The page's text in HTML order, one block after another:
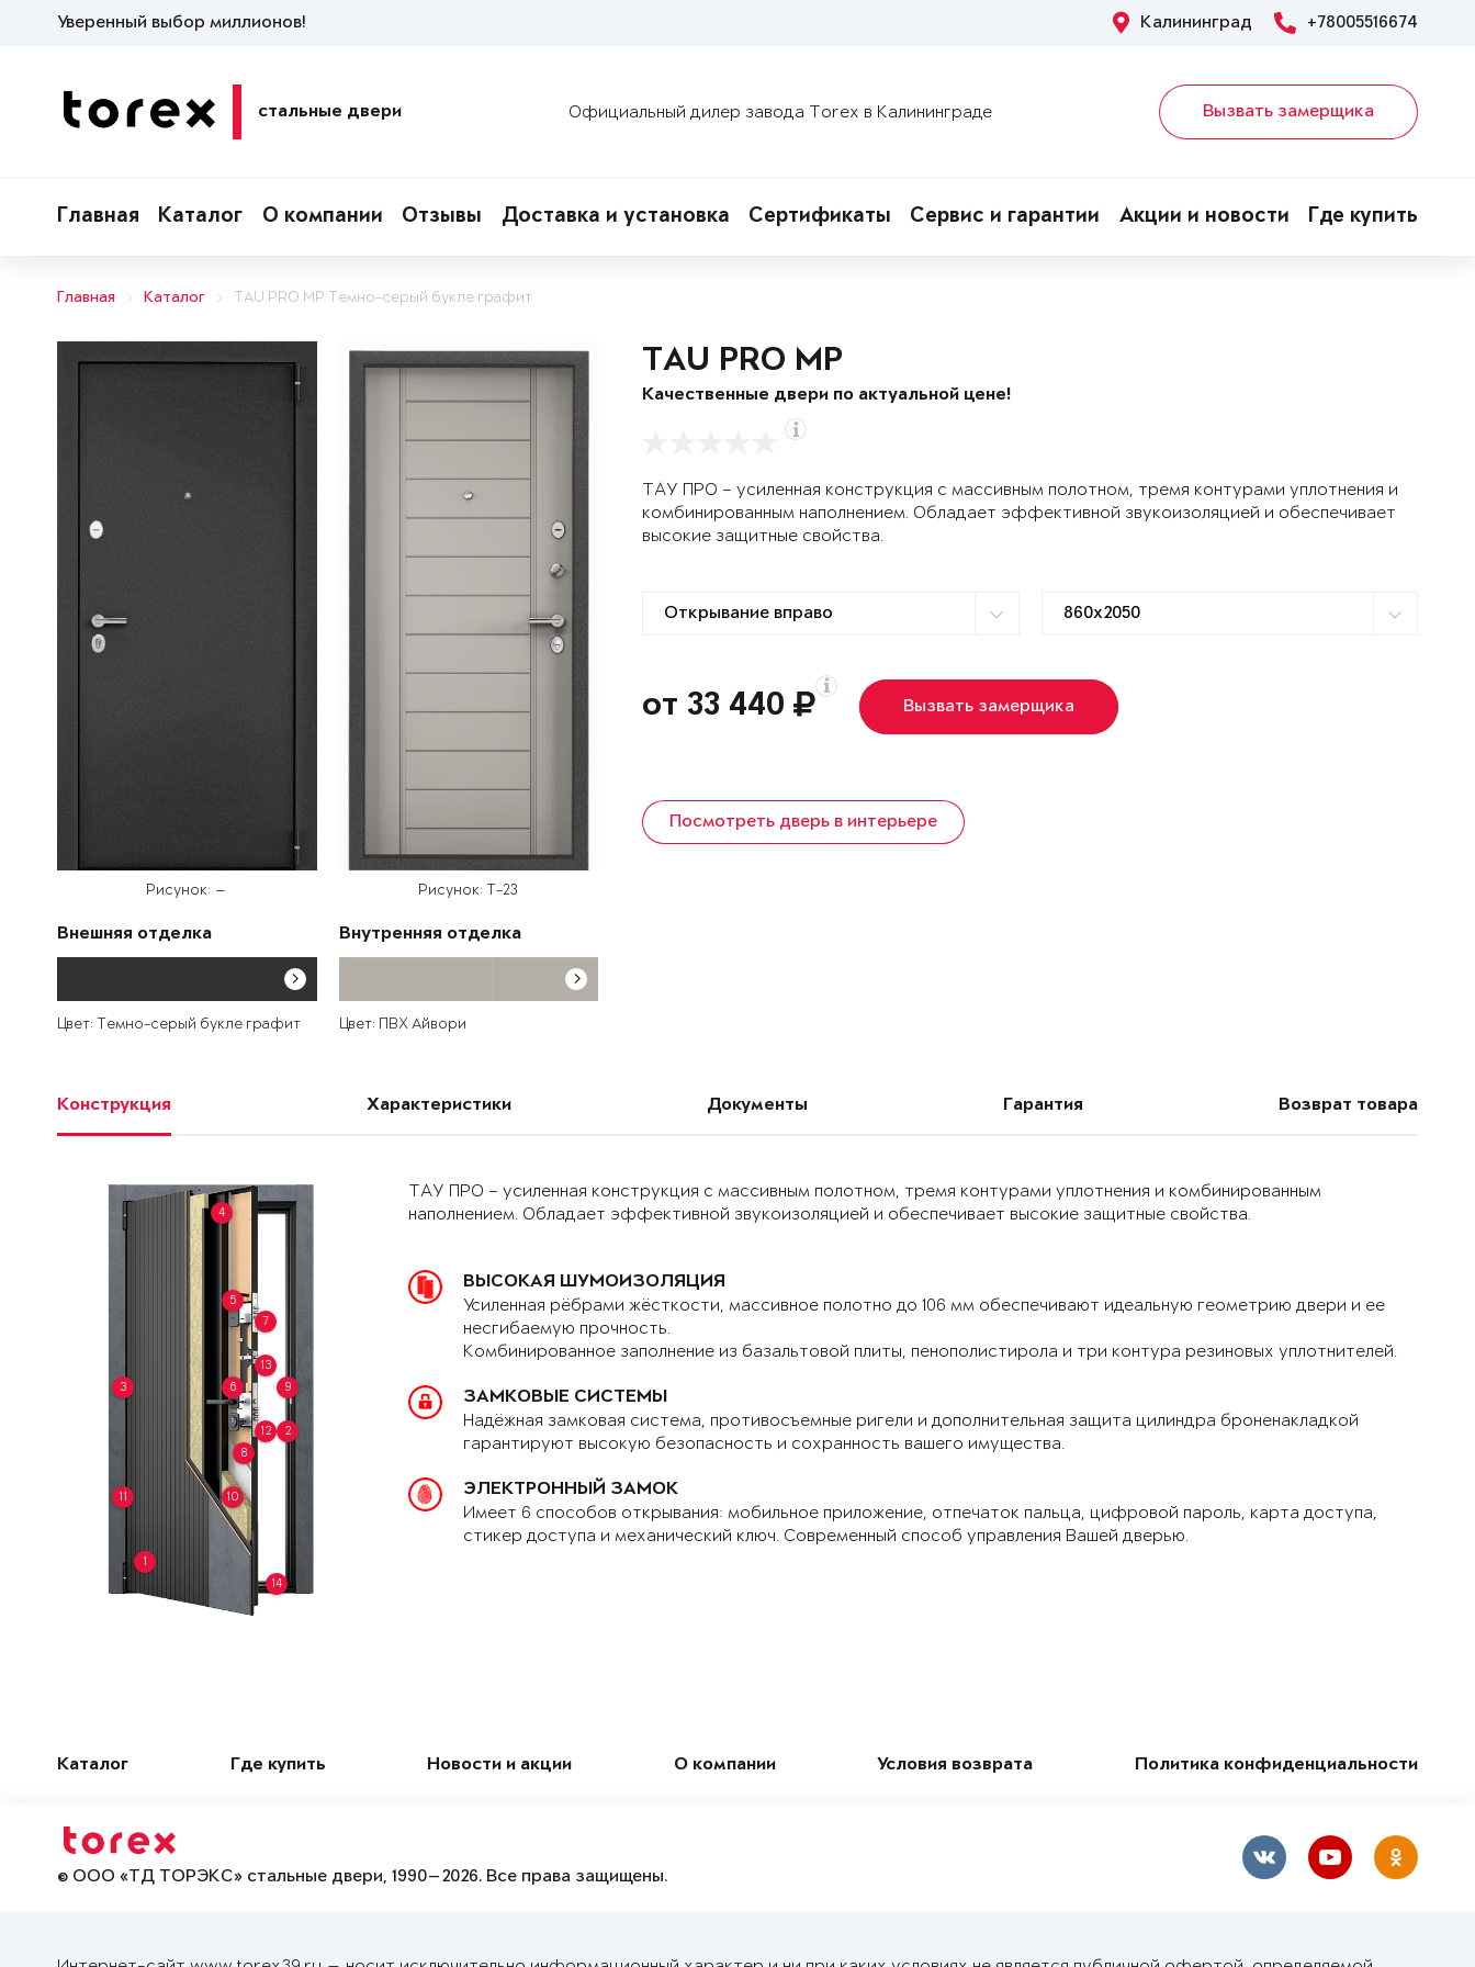
Уверенный выбор миллионов! Калининград +78005516674
стальные двери Официальный дилер завода Torex в Калининграде Вызвать замерщика
Главная Каталог О компании Отзывы Доставка и установка Сертификаты Сервис и гарантии Акции и новости Где купить
Главная Каталог TAU PRO MP Темно-серый букле графит
Рисунок: —
Внешняя отделка
Цвет: Темно-серый букле графит
Рисунок: T-23
Внутренняя отделка
Цвет: ПВХ Айвори
TAU PRO MP
Качественные двери по актуальной цене!
ТАУ ПРО – усиленная конструкция с массивным полотном, тремя контурами уплотнения и
комбинированным наполнением. Обладает эффективной звукоизоляцией и обеспечивает
высокие защитные свойства.
от 33 440 Вызвать замерщика
Посмотреть дверь в интерьере
Конструкция Характеристики Документы Гарантия Возврат товара
1
2
3
4
5
6
7
8
9
10
11
12
13
14
ТАУ ПРО – усиленная конструкция с массивным полотном, тремя контурами уплотнения и комбинированным
наполнением. Обладает эффективной звукоизоляцией и обеспечивает высокие защитные свойства.
ВЫСОКАЯ ШУМОИЗОЛЯЦИЯ
Усиленная рёбрами жёсткости, массивное полотно до 106 мм обеспечивают идеальную геометрию двери и ее
несгибаемую прочность.
Комбинированное заполнение из базальтовой плиты, пенополистирола и три контура резиновых уплотнителей.
ЗАМКОВЫЕ СИСТЕМЫ
Надёжная замковая система, противосъемные ригели и дополнительная защита цилиндра броненакладкой
гарантируют высокую безопасность и сохранность вашего имущества.
ЭЛЕКТРОННЫЙ ЗАМОК
Имеет 6 способов открывания: мобильное приложение, отпечаток пальца, цифровой пароль, карта доступа,
стикер доступа и механический ключ. Современный способ управления Вашей дверью.
Каталог Где купить Новости и акции О компании Условия возврата Политика конфиденциальности
© ООО «ТД ТОРЭКС» стальные двери, 1990—2026. Все права защищены.